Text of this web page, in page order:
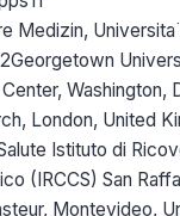
Medizin,
Washington,
London, United
Istituto di
(IRCCS) San
Montevideo,